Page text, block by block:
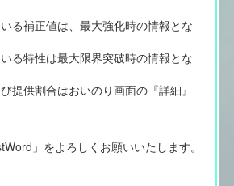
る補正値は、最大強化時の情報とな
る特性は最大限界突破時の情報とな
提供割合はおいのり画面の『詳細』
」をよろしくお願いいたします。